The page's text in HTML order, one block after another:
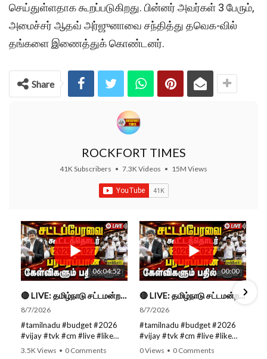
செய்துள்ளதாக கூறப்படுகிறது. பின்னர் அவர்கள் 3 பேரும்,
அமைச்சர் ஆதவ் அர்ஜுனாவை சந்தித்து தவெக-வில்
தங்களை இணைத்துக் கொண்டனர்.
Share
ROCKFORT TIMES
41K Subscribers • 7.3K Videos • 15M Views
06:04:52
🔴 LIVE: தமிழ்நாடு சட்டமன்றப் பேரவை கூட்டத்தொடர் - நிதிநிலை அறிக்கை மீது விவாதம் #live #budget #video
8/7/2026
#tamilnadu #budget #2026
#vijay #tvk #cm #live #like
#viral #nowtrending #video
3.5K Views • 0 Comments
00:00
🔴 LIVE: தமிழ்நாடு சட்டமன்றப் பேரவை கூட்டத்தொடர் - நிதிநிலை அறிக்கை மீது விவாதம் #live #budget #video
8/7/2026
#tamilnadu #budget #2026
#vijay #tvk #cm #live #like
#viral #nowtrending #video
0 Views • 0 Comments